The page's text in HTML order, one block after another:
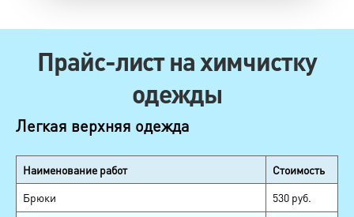
Прайс-лист на химчистку
одежды
Легкая верхняя одежда
Наименование работ
Стоимость
Брюки
530 руб.